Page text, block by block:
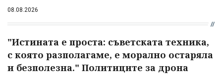
08.08.2026
"Истината е проста: съветската техника,
с която разполагаме, е морално остаряла
и безполезна." Политиците за дрона